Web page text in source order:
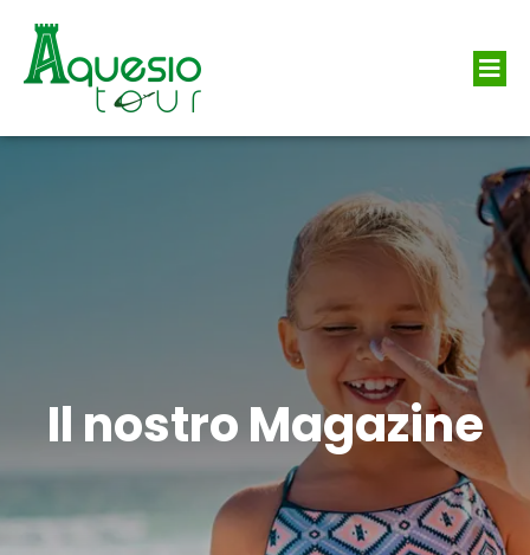
Il nostro Magazine